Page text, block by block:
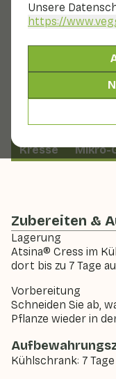
Unsere
https://
In Saison
Atsina® Cress ist
Nordamerika
Pflanze, um ein
keine
herrlich süß
Kresse
Mikro-
Zubereiten &
Lagerung
Atsina® Cress im
dort bis zu 7 Tage
Vorbereitung
Schneiden Sie ab,
Pflanze wieder in
Kühlschrank: 7 Tage